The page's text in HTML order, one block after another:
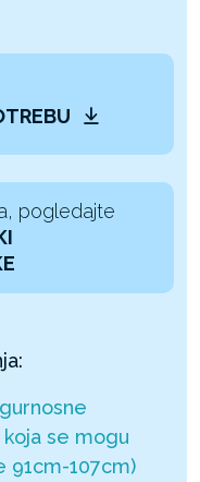
pogledajte
se mogu
91cm-107cm)